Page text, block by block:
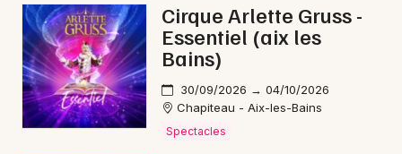
Cirque Arlette Gruss -
Essentiel (aix les
Bains)
30/09/2026 → 04/10/2026
Chapiteau - Aix-les-Bains
Spectacles